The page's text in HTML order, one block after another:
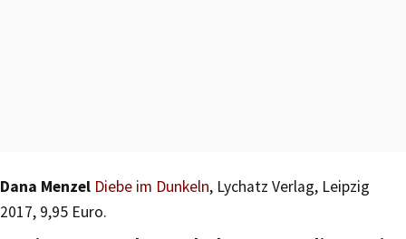
Dana Menzel Diebe im Dunkeln, Lychatz Verlag, Leipzig
2017, 9,95 Euro.